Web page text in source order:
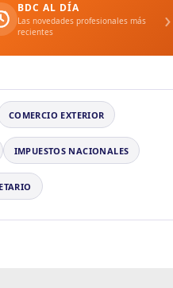
BDC AL DÍA
Las novedades profesionales más
recientes
›
COMERCIO EXTERIOR
IMPUESTOS NACIONALES